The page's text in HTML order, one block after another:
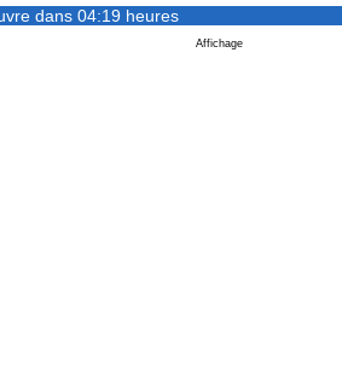
dans 04:19 heures
Affichage